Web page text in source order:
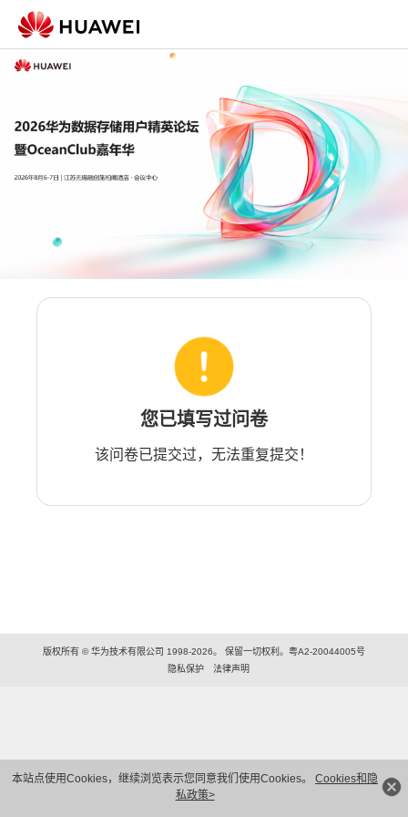
本站点使用Cookies，继续浏览表示您同意我们使用Cookies。 Cookies和隐
私政策>
您已填写过问卷
该问卷已提交过，无法重复提交！
版权所有 © 华为技术有限公司 1998-2026。 保留一切权利。粤A2-20044005号
隐私保护
法律声明